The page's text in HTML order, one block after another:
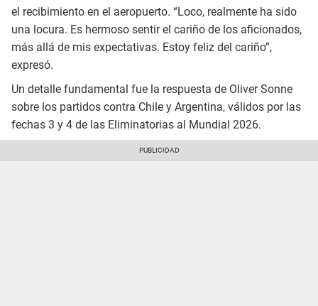
el recibimiento en el aeropuerto. “Loco, realmente ha sido
una locura. Es hermoso sentir el cariño de los aficionados,
más allá de mis expectativas. Estoy feliz del cariño”,
expresó.
Un detalle fundamental fue la respuesta de Oliver Sonne
sobre los partidos contra Chile y Argentina, válidos por las
fechas 3 y 4 de las Eliminatorias al Mundial 2026.